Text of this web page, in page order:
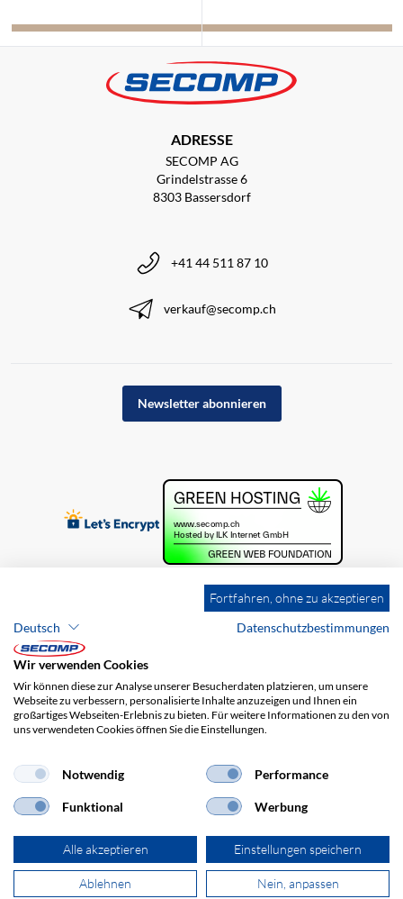
ADRESSE
SECOMP AG
Grindelstrasse 6
8303 Bassersdorf
+41 44 511 87 10
verkauf@secomp.ch
Newsletter abonnieren
Brands Impressum
AGB
Haftungsausschluss
Versandkosten
© 2026 SECOMP AG. Alle Rechte vorbehalten.
Fortfahren, ohne zu akzeptieren
Deutsch
Datenschutzbestimmungen
Wir verwenden Cookies
Wir können diese zur Analyse unserer Besucherdaten platzieren, um unsere
Webseite zu verbessern, personalisierte Inhalte anzuzeigen und Ihnen ein
großartiges Webseiten-Erlebnis zu bieten. Für weitere Informationen zu den von
uns verwendeten Cookies öffnen Sie die Einstellungen.
Notwendig Performance
Funktional Werbung
Alle akzeptieren Einstellungen speichern
Ablehnen Nein, anpassen